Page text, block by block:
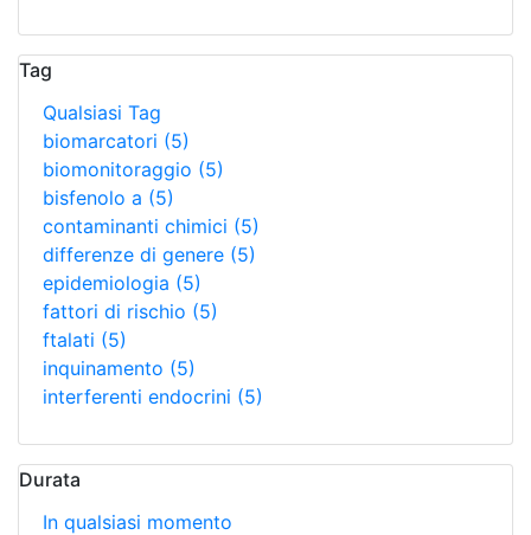
Tag
Qualsiasi Tag
biomarcatori (5)
biomonitoraggio (5)
bisfenolo a (5)
contaminanti chimici (5)
differenze di genere (5)
epidemiologia (5)
fattori di rischio (5)
ftalati (5)
inquinamento (5)
interferenti endocrini (5)
Durata
In qualsiasi momento